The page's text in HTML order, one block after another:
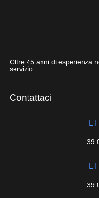
Oltre 45 anni di esperienza
servizio.
Contattaci
+39
+39